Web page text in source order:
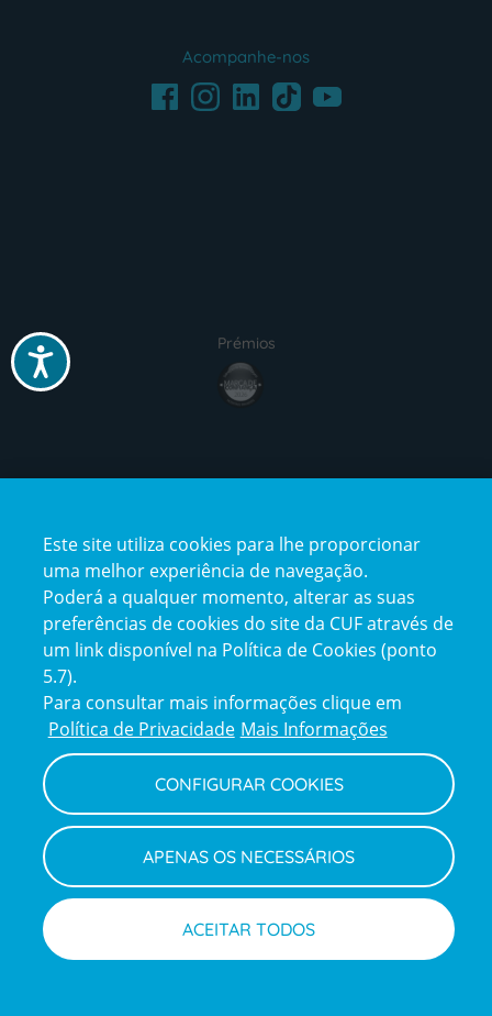
Acessibilidade
Acompanhe-nos
FacebookInstagramLinkedInTikTokYoutube
Prémios
Reclamações e Elogios
e
elogios
Terms
and
Política de Privacidade e Cookies
Configurar Cookies
Termos e Condições
Declaração de Acessibilidade
Canal de Denúncias
Informações legais
Este site utiliza cookies para lhe proporcionar
uma melhor experiência de navegação.
Poderá a qualquer momento, alterar as suas
preferências de cookies do site da CUF através de
um link disponível na Política de Cookies (ponto
5.7).
Para consultar mais informações clique em
Política de Privacidade Mais Informações
CONFIGURAR COOKIES
APENAS OS NECESSÁRIOS
ACEITAR TODOS